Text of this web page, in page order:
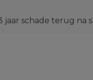
schade terug na